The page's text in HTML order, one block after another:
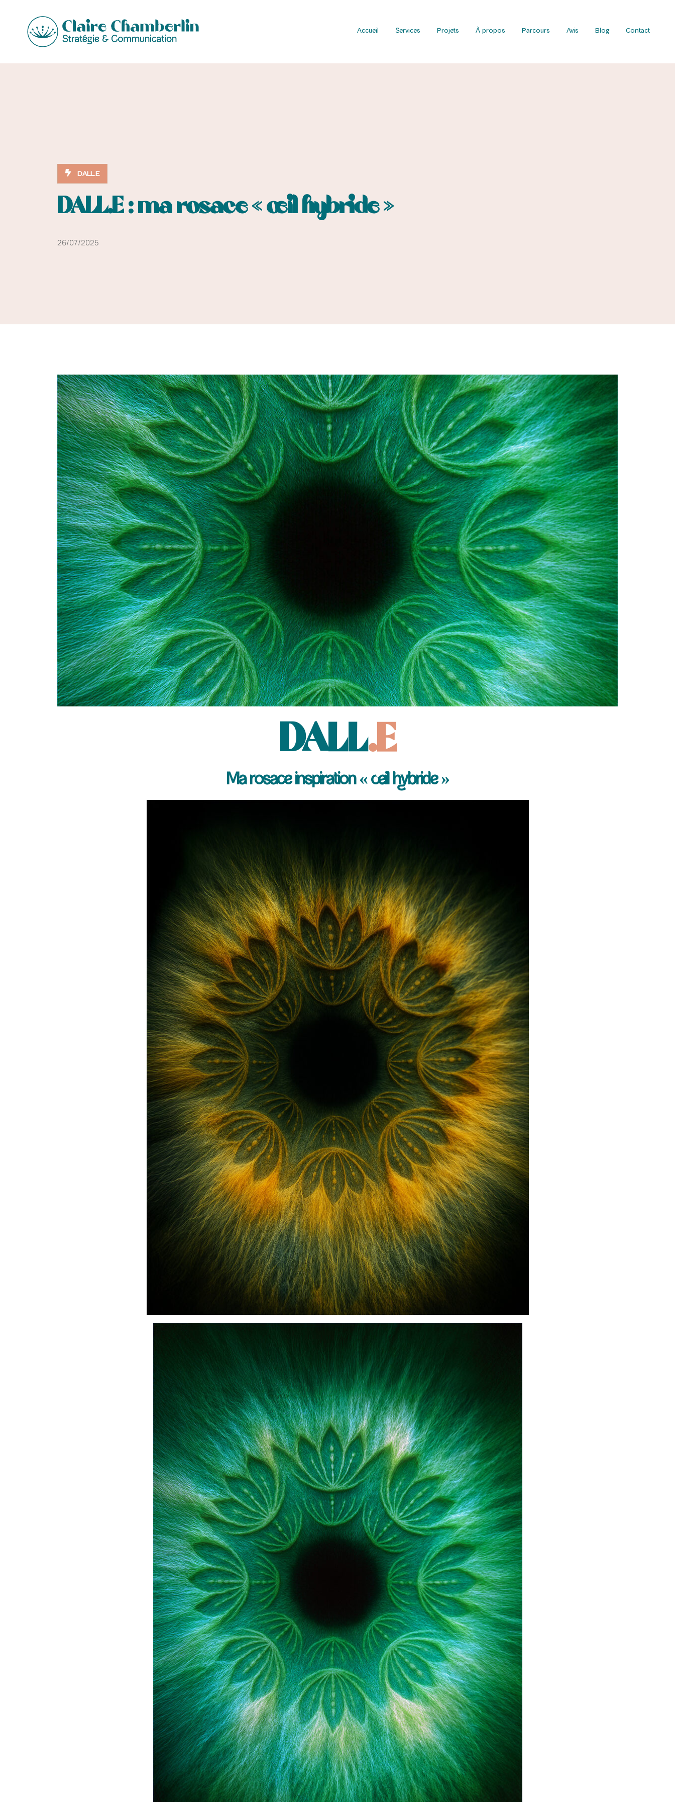
Accueil Services Projets À propos Parcours Avis Blog Contact
DALL.E
DALL.E : ma rosace « œil hybride »
26/07/2025
DALL.E
Ma rosace inspiration « œil hybride »